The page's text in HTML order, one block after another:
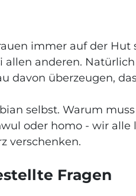
immer auf der
allen anderen.
davon überzeugen,
selbst. Warum
oder homo - wir
verschenken.
Fragen